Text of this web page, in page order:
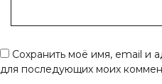
Сохранить моё имя, email и
для последующих моих